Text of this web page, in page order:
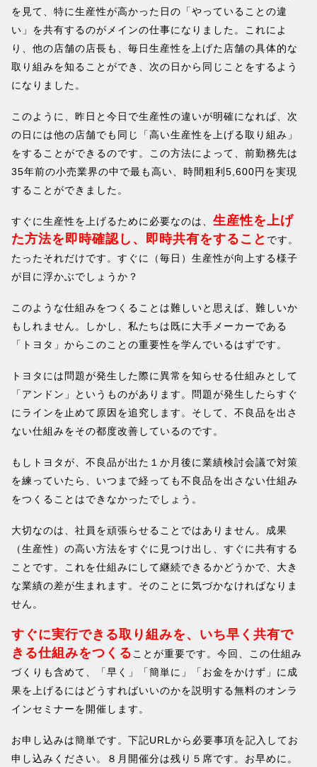
を見て、特に生産性が高かった日の「やっていることの違
い」を共有するのがメインの仕事になりました。これによ
り、他の店舗の店長も、毎日生産性を上げた店舗の具体的な
取り組みを知ることができ、次の日から同じことをするよう
になりました。
このように、昨日と今日で生産性の違いが明確になれば、次
の日には他の店舗でも同じ「高い生産性を上げる取り組み」
をすることができるのです。この方法によって、前勤務先は
35年前の小売業界の中で最も高い、時間粗利5,600円を実現
することができました。
すぐに生産性を上げるために必要なのは、 生産性を上げ
た方法を即時確認し、即時共有をすること です。
たったそれだけです。すぐに（毎日）生産性が向上する様子
が目に浮かぶでしょうか？
このような仕組みをつくることは難しいと思えば、難しいか
もしれません。しかし、私たちは既に大手メーカーである
「トヨタ」からこのことの重要性を学んでいるはずです。
トヨタには問題が発生した際に異常を知らせる仕組みとして
「アンドン」というものがあります。問題が発生したらすぐ
にラインを止めて原因を追究します。そして、不良品を出さ
ない仕組みをその都度改善しているのです。
もしトヨタが、不良品が出た１か月後に業績検討会議で対策
を練っていたら、いつまで経っても不良品を出さない仕組み
をつくることはできなかったでしょう。
大切なのは、社員を頑張らせることではありません。成果
（生産性）の高い方法をすぐに見つけ出し、すぐに共有する
ことです。これを仕組みにして継続できるかどうかで、大き
な業績の差が生まれます。そのことに気づかなければなりま
せん。
すぐに実行できる取り組みを、いち早く共有で
きる仕組みをつくる ことが重要です。今回、この仕組み
づくりも含めて、「早く」「簡単に」「お金をかけず」に成
果を上げるにはどうすればいいのかを説明する無料のオンラ
インセミナーを開催します。
お申し込みは簡単です。下記URLから必要事項を記入してお
申し込みください。８月開催分は残り５席です。お早めに。